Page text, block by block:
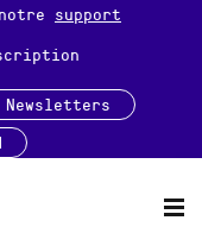
support
Newsletters